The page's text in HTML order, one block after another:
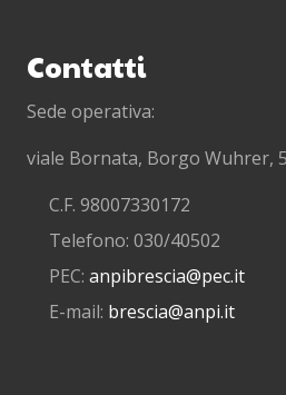
Contatti
Sede operativa:
viale Bornata, Borgo Wuhrer,
C.F. 98007330172
Telefono: 030/40502
PEC: anpibrescia@pec.it
E-mail: brescia@anpi.it